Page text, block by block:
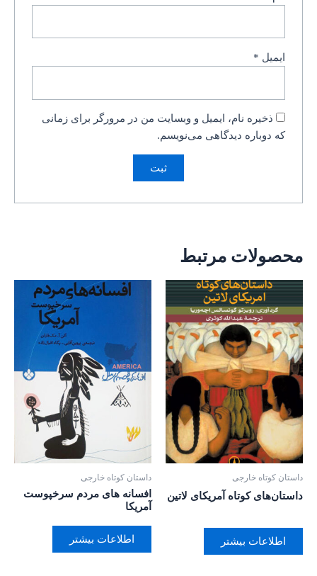
ایمیل *
ذخیره نام، ایمیل و وبسایت من در مرورگر برای زمانی
که دوباره دیدگاهی می‌نویسم.
محصولات مرتبط
داستان کوتاه خارجی
داستان‌های کوتاه آمریکای لاتین
اطلاعات بیشتر
داستان کوتاه خارجی
افسانه های مردم سرخپوست
آمریکا
اطلاعات بیشتر